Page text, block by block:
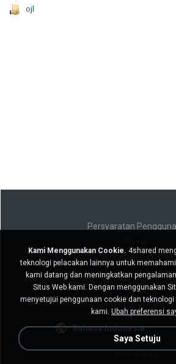
ojl
Persyaratan
Jangan jual informasi
Jangan bagikan informasi
Bahasa Indonesia
Kami Menggunakan Cookie. 4shared
teknologi pelacakan lainnya untuk
kami datang dan meningkatkan
Situs Web kami. Dengan menggunakan
menyetujui penggunaan cookie dan
kami. Ubah preferensi
Saya Setuju